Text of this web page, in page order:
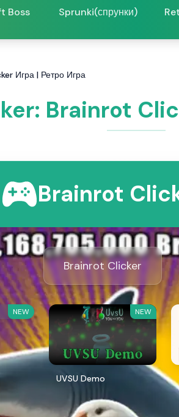
Boss Sprunki(спрунки)
Игра | Ретро Игра
Brainrot
Brainrot
Brainrot Clicker
NEW NEW
UVSU Demo